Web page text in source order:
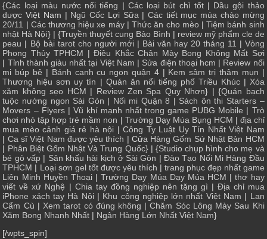
{Các loại màu nước nổi tiếng | Các loại bút chì tốt| Dầu gội thảo
dược Việt Nam | Ngũ Cốc Lợi Sữa| Các tiết mục múa chào mừng
20/11 | Các thương hiệu xe máy|Thức ăn cho mèo|Tiệm bánh sinh
nhật Hà Nội} | {Truyền thuyết cung Bảo Bình | review mỹ phẩm cle de
peau | Bộ bài tarot cho người mới| Bài văn hay 20 tháng 11 | Vòng
Phong Thủy TPHCM |Điêu Khắc Chân Mày Bong Không Mất Sợi
| Tỉnh thành giàu nhất tại Việt Nam | Sửa điện thoại hcm | Review nối
mi búp bê | Bánh canh cu ngon quận 4| Kem sâm trị thâm mụn |
Thương hiệu sơn uy tín | Quán ăn nổi tiếng phố Triều Khúc| Xóa
xăm không sẹo HCM | Review Zen Spa Quy Nhơn} | {Quán bạch
tuộc nướng ngon Sài Gòn | Nối mi Quận 8 | Sách ôn thi Starters –
Movers – Flyers| Vũ khí mạnh nhất trong game PUBG Mobile | Trò
chơi nhỏ tập hợp trẻ mầm non | Trường Dạy Múa Bụng HCM | địa chỉ
mua mèo cảnh giá rẻ hà nội |Công Ty Luật Uy Tín Nhất Việt Nam
| Ca sĩ Việt Nam được yêu thích | Cửa Hàng Gốm Sứ Nhật Bản HCM
| Phân Biệt Gốm Nhật Và Trung Quốc} | {Studio chụp hình cho mẹ và
bé gò vấp | Sân khấu hài kịch ở Sài Gòn |Đào Tạo Nối Mi Hàng Đầu
TPHCM | Loại sơn gel tốt được yêu thích | trang phục đẹp nhất game
Liên Minh Huyền Thoại|Trường Dạy Múa Dạy Múa HCM |thơ hay
viết về xứ Nghệ | Chia tay đồng nghiệp nên tặng gì | Địa chỉ mua
iPhone xách tay Hà Nội| Khu công nghiệp lớn nhất Việt Nam | Lan
Cẩm Cù |Xem tarot có đúng không |Chăm Sóc Lông Mày Sau Khi
Xăm Bong Nhanh Nhất | Ngân Hàng Lớn Nhất Việt Nam}
[/wpts_spin]